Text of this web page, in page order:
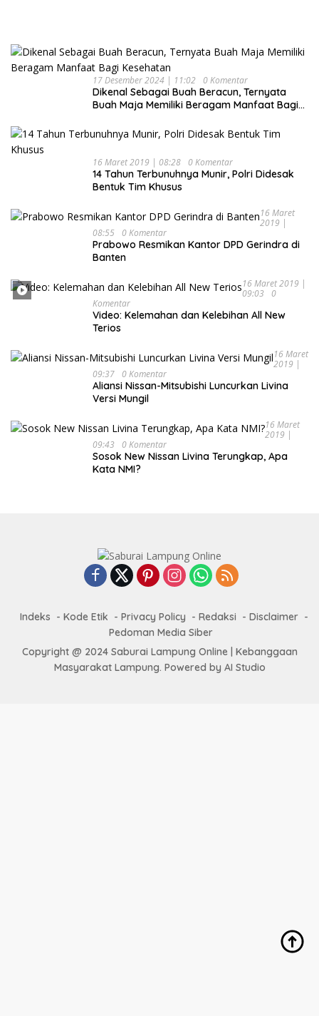
17 Desember 2024 | 11:02 0 Komentar
Dikenal Sebagai Buah Beracun, Ternyata
Buah Maja Memiliki Beragam Manfaat Bagi
16 Maret 2019 | 08:28 0 Komentar
14 Tahun Terbunuhnya Munir, Polri Didesak
Bentuk Tim Khusus
16 Maret
2019 |
08:55 0 Komentar
Prabowo Resmikan Kantor DPD Gerindra di
Banten
16 Maret 2019 |
09:03
0
Komentar
Video: Kelemahan dan Kelebihan All New
Terios
16 Maret
2019 |
09:37 0 Komentar
Aliansi Nissan-Mitsubishi Luncurkan Livina
Versi Mungil
16 Maret
2019 |
09:43
0 Komentar
Sosok New Nissan Livina Terungkap, Apa
Kata NMI?
Indeks Kode Etik Privacy Policy Redaksi
Disclaimer
Pedoman Media Siber
Copyright @ 2024 Saburai Lampung Online | Kebanggaan
Masyarakat Lampung. Powered by AI Studio